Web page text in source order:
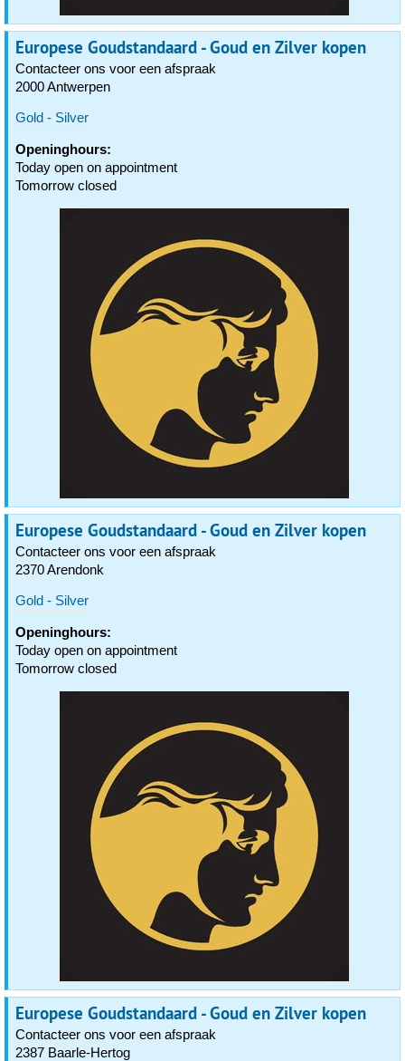
Europese Goudstandaard - Goud en Zilver kopen
Contacteer ons voor een afspraak
2000 Antwerpen
Gold - Silver
Openinghours:
Today open on appointment
Tomorrow closed
Europese Goudstandaard - Goud en Zilver kopen
Contacteer ons voor een afspraak
2370 Arendonk
Gold - Silver
Openinghours:
Today open on appointment
Tomorrow closed
Europese Goudstandaard - Goud en Zilver kopen
Contacteer ons voor een afspraak
2387 Baarle-Hertog